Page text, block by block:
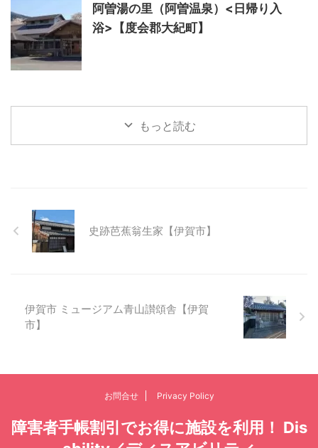
阿曽湯の里（阿曽温泉）<日帰り入
浴>【度会郡大紀町】
もっと読む
史跡芭蕉翁生家【伊賀市】
伊賀市 ミュージアム青山讃頌舎【伊賀
市】
お問合せ Privacy Policy
障害者手帳割引でお得に施設を利用！ Dis